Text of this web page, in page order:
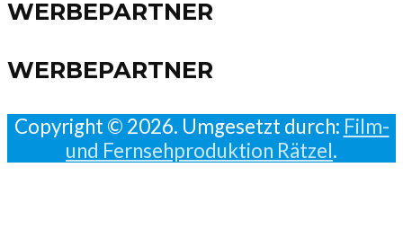
WERBEPARTNER
WERBEPARTNER
Copyright © 2026. Umgesetzt durch: Film-
und Fernsehproduktion Rätzel.